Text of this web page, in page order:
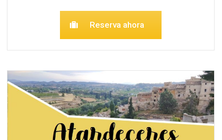
Reserva ahora